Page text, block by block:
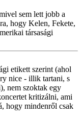
sem lett jobb a
hogy Kelen, Fekete,
társasági
etikett szerint (ahol
nice - illik tartani, s
nem szoktak egy
kritizálni, ami
hogy mindenről csak